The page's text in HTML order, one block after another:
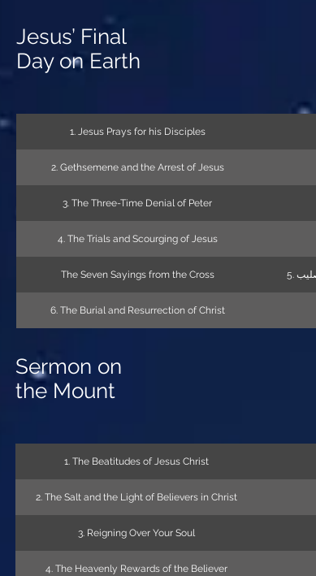
Jesus’ Final
Day on Earth
1. Jesus Prays for his Disciples
2. Gethsemene and the Arrest of Jesus
3. The Three-Time Denial of Peter
4. The Trials and Scourging of Jesus
The Seven Sayings from the Cross
6. The Burial and Resurrection of Christ
Sermon on
the Mount
1. The Beatitudes of Jesus Christ
2. The Salt and the Light of Believers in Christ
3. Reigning Over Your Soul
4. The Heavenly Rewards of the Believer